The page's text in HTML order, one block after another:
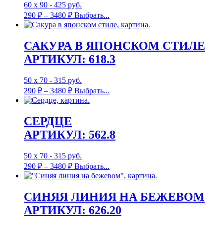
60 х 90 - 425 руб.
290 ₽ – 3480 ₽ Выбрать...
САКУРА В ЯПОНСКОМ СТИЛЕ
АРТИКУЛ: 618.3
50 х 70 - 315 руб.
290 ₽ – 3480 ₽ Выбрать...
СЕРДЦЕ
АРТИКУЛ: 562.8
50 х 70 - 315 руб.
290 ₽ – 3480 ₽ Выбрать...
СИНЯЯ ЛИНИЯ НА БЕЖЕВОМ
АРТИКУЛ: 626.20